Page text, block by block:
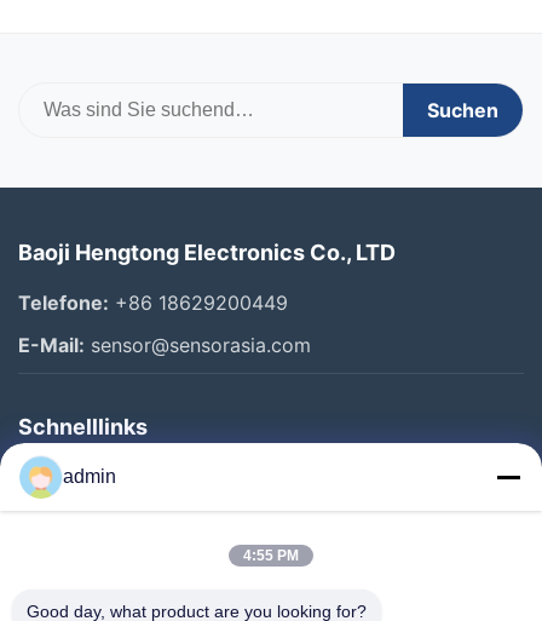
Suchen
Baoji Hengtong Electronics Co., LTD
Telefone: +86 18629200449
E-Mail: sensor@sensorasia.com
Schnelllinks
Haus
Produkte
Über Uns
admin
4:55 PM
Good day, what product are you looking for?